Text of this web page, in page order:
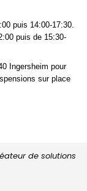
puis 14:00-17:30.
puis de 15:30-
Ingersheim pour
sur place
de solutions